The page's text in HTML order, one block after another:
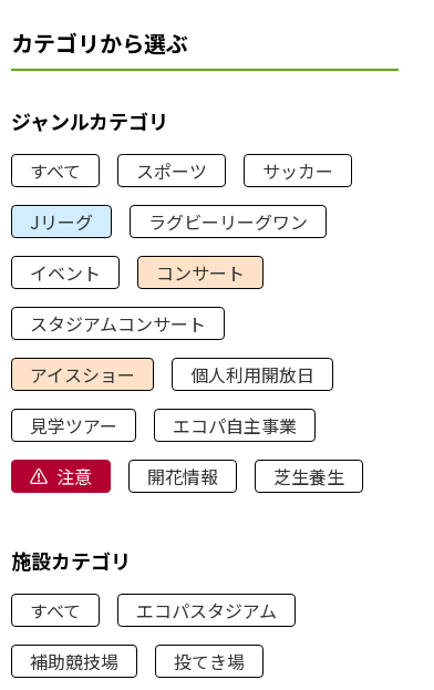
カテゴリから選ぶ
ジャンルカテゴリ
すべて スポーツ
サッカー
Jリーグ
ラグビーリーグワン
イベント
コンサート
スタジアムコンサート
アイスショー
個人利用開放日
見学ツアー
エコパ自主事業
注意
開花情報 芝生養生
施設カテゴリ
すべて
エコパスタジアム
補助競技場
投てき場